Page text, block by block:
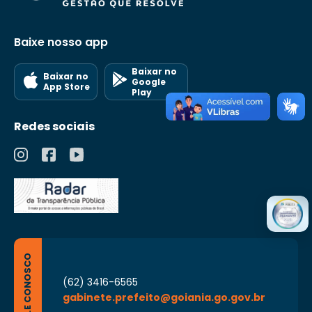
Baixe nosso app
Baixar no
App Store
Baixar no
Google
Play
Redes sociais
FALE CONOSCO
(62) 3416-6565
gabinete.prefeito@goiania.go.gov.br